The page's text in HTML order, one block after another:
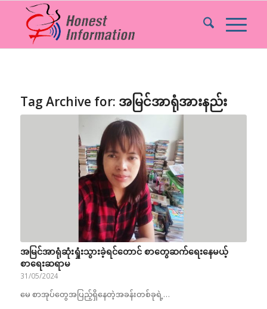
Tag Archive for: အမြင်အာရုံအားနည်း
အမြင်အာရုံဆုံးရှုံးသွားခဲ့ရင်တောင် စာတွေဆက်‌ရေးနေမယ့်
စာရေးဆရာမ
31/05/2024
မေ စာအုပ်တွေအပြည့်ရှိနေတဲ့အခန်းတစ်ခုရဲ့…